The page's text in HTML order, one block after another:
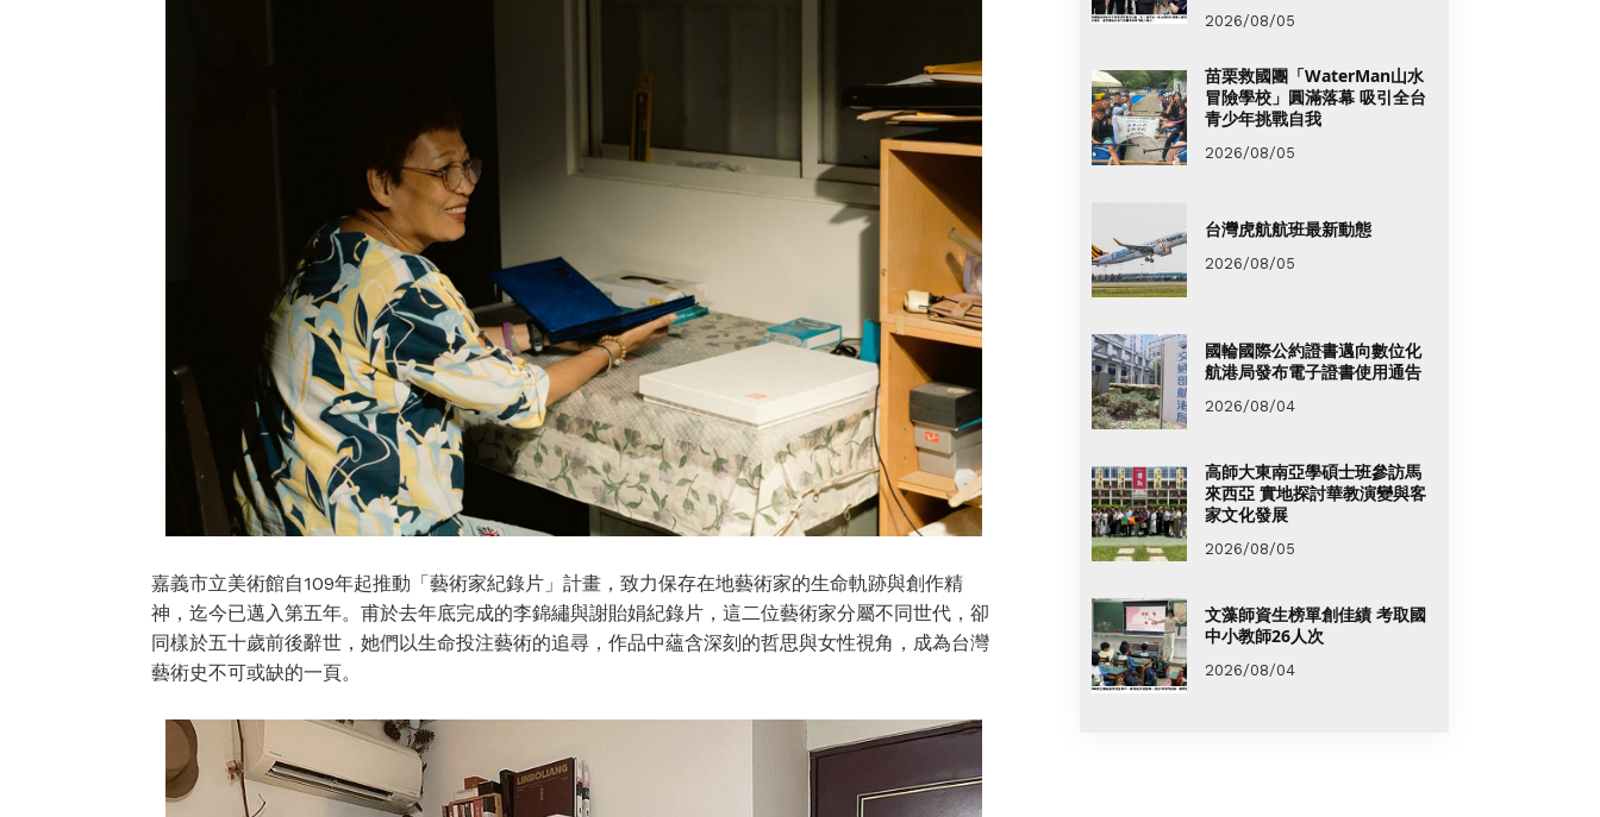
嘉義市立美術館自109年起推動「藝術家紀錄片」計畫，致力保存在地藝術家的生命軌跡與創作精
神，迄今已邁入第五年。甫於去年底完成的李錦繡與謝貽娟紀錄片，這二位藝術家分屬不同世代，卻
同樣於五十歲前後辭世，她們以生命投注藝術的追尋，作品中蘊含深刻的哲思與女性視角，成為台灣
藝術史不可或缺的一頁。
2026/08/05
苗栗救國團「WaterMan山水
冒險學校」圓滿落幕 吸引全台
青少年挑戰自我
2026/08/05
台灣虎航航班最新動態
2026/08/05
國輪國際公約證書邁向數位化
航港局發布電子證書使用通告
2026/08/04
高師大東南亞學碩士班參訪馬
來西亞 實地探討華教演變與客
家文化發展
2026/08/05
文藻師資生榜單創佳績 考取國
中小教師26人次
2026/08/04